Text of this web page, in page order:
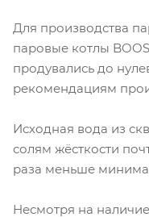
Для производства
паровые котлы
продувались до
рекомендациям
Исходная вода из
солям жёсткости
раза меньше
Несмотря на